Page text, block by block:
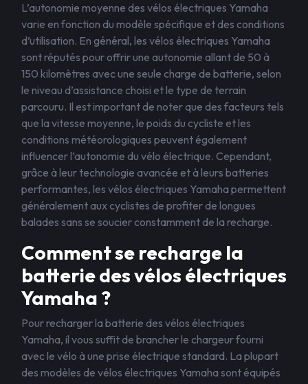
L’autonomie moyenne des vélos électriques Yamaha
varie en fonction du modèle spécifique et des conditions
d’utilisation. En général, les vélos électriques Yamaha
sont réputés pour offrir une autonomie allant de 50 à
150 kilomètres avec une seule charge de batterie, selon
le niveau d’assistance choisi et le type de terrain
parcouru. Il est important de noter que des facteurs tels
que la vitesse moyenne, le poids du cycliste et les
conditions météorologiques peuvent également
influencer l’autonomie du vélo électrique. Cependant,
grâce à leur technologie avancée et à leurs batteries
performantes, les vélos électriques Yamaha permettent
généralement aux cyclistes de profiter de longues
balades sans se soucier constamment de la recharge.
Comment se recharge la
batterie des vélos électriques
Yamaha ?
Pour recharger la batterie des vélos électriques
Yamaha, il vous suffit de brancher le chargeur fourni
avec le vélo à une prise électrique standard. La plupart
des modèles de vélos électriques Yamaha sont équipés